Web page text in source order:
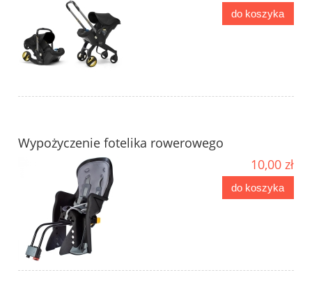
do koszyka
Wypożyczenie fotelika rowerowego
10,00 zł
do koszyka